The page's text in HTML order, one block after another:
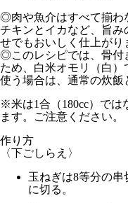
◎肉や魚介はすべて揃わ
チキンとイカなど、旨
せでもおいしく仕上がり
◎このレシピでは、骨付
ため、白米オモリ（白
使う場合は、通常の炊
※米は1合（180cc）では
ます。ご注意ください。
作り方
〈下ごしらえ〉
玉ねぎは8等分の
に切る。